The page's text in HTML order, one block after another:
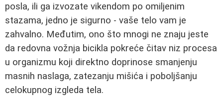
posla, ili ga izvozate vikendom po omiljenim
stazama, jedno je sigurno - vaše telo vam je
zahvalno. Međutim, ono što mnogi ne znaju jeste
da redovna vožnja bicikla pokreće čitav niz procesa
u organizmu koji direktno doprinose smanjenju
masnih naslaga, zatezanju mišića i poboljšanju
celokupnog izgleda tela.